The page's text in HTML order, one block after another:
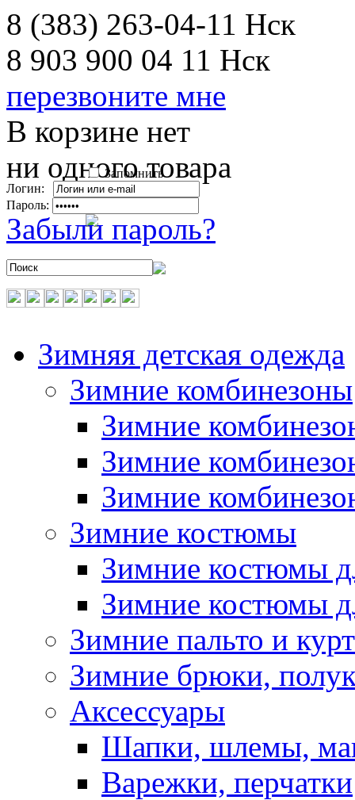
8 (383) 263-04-11 Нск
8 903 900 04 11 Нск
перезвоните мне
В корзине нет
ни одного товара
Запомнить
Логин:
Пароль:
Забыли пароль?
Зимняя детская одежда
Зимние комбинезоны
Зимние
Зимние
Зимние
Зимние костюмы
Зимние костюмы
Зимние костюмы
Зимние пальто и
Зимние брюки,
Аксессуары
Шапки, шлемы,
Варежки, перчатки